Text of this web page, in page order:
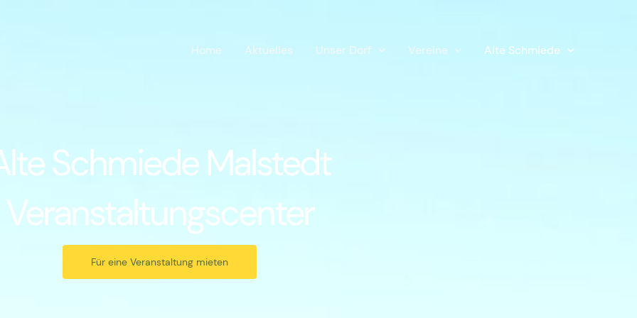
Home Aktuelles Unser Dorf Vereine Alte Schmiede
Schmiede Malstedt
Veranstaltungscenter
Für eine Veranstaltung mieten